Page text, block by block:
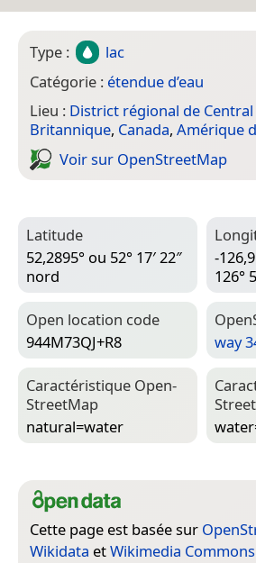
Type :
lac
Catégorie : étendue d’eau
Lieu : District régional de Central
Britannique, Canada, Amérique
Voir sur Open­Street­Map
Latitude
52,2895° ou 52° 17′ 22″
nord
-
126°
Open location code
944M73QJ+R8
way
Caractéristique Open­
Street­Map
natural=­water
Cette page est basée sur
Wikidata etWikimedia Commons